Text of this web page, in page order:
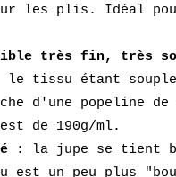
les plis. Idéal
très fin, très
tissu étant
d'une popeline de
de 190g/ml.
: la jupe se tient
est un peu plus